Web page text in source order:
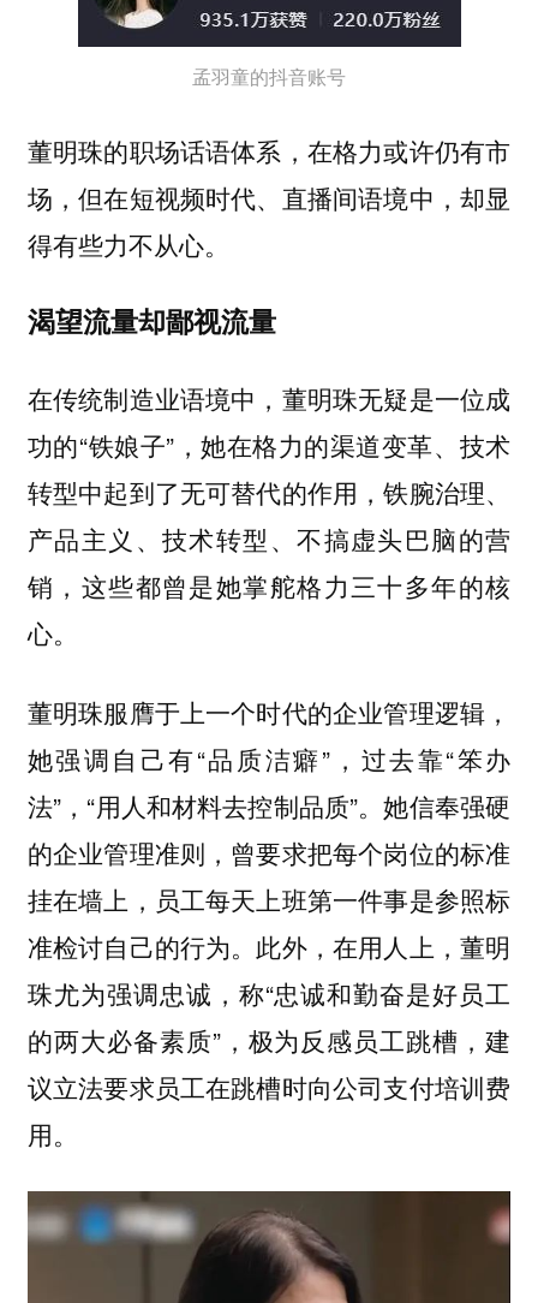
孟羽童的抖音账号
董明珠的职场话语体系，在格力或许仍有市
场，但在短视频时代、直播间语境中，却显
得有些力不从心。
渴望流量却鄙视流量
在传统制造业语境中，董明珠无疑是一位成
功的“铁娘子”，她在格力的渠道变革、技术
转型中起到了无可替代的作用，铁腕治理、
产品主义、技术转型、不搞虚头巴脑的营
销，这些都曾是她掌舵格力三十多年的核
心。
董明珠服膺于上一个时代的企业管理逻辑，
她强调自己有“品质洁癖”，过去靠“笨办
法”，“用人和材料去控制品质”。她信奉强硬
的企业管理准则，曾要求把每个岗位的标准
挂在墙上，员工每天上班第一件事是参照标
准检讨自己的行为。此外，在用人上，董明
珠尤为强调忠诚，称“忠诚和勤奋是好员工
的两大必备素质”，极为反感员工跳槽，建
议立法要求员工在跳槽时向公司支付培训费
用。